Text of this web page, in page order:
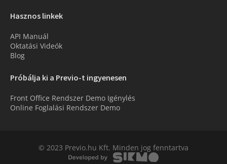
Hasznos linkek
API Manuál
Oktatási Videók
Blog
Próbálja ki a Previo-t ingyenesen
Front Office Rendszer Demo Igénylés
Online Foglalási Rendszer Demo
© 2023 Previo.hu Kft. Minden jog fenntartva